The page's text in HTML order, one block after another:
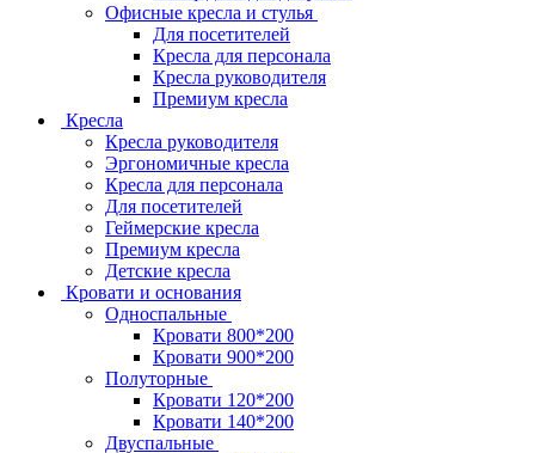
Офисные кресла и стулья
Для посетителей
Кресла для персонала
Кресла руководителя
Премиум кресла
Кресла
Кресла руководителя
Эргономичные кресла
Кресла для персонала
Для посетителей
Геймерские кресла
Премиум кресла
Детские кресла
Кровати и основания
Односпальные
Кровати 800*200
Кровати 900*200
Полуторные
Кровати 120*200
Кровати 140*200
Двуспальные